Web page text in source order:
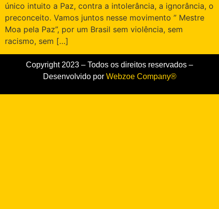
único intuito a Paz, contra a intolerância, a ignorância, o
preconceito. Vamos juntos nesse movimento ” Mestre
Moa pela Paz”, por um Brasil sem violência, sem
racismo, sem […]
Copyright 2023 – Todos os direitos reservados –
Desenvolvido por Webzoe Company®